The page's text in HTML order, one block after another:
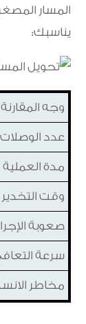
المسار
يناسبك:
وجه المقارنة
عدد
مدة العملية
وقت التخدير
صعوبة
سرعة
مخاطر